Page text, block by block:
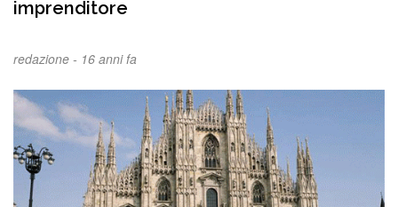
imprenditore
redazione - 16 anni fa